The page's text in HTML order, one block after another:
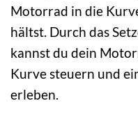
Motorrad in die
hältst. Durch das
kannst du dein
Kurve steuern und
erleben.